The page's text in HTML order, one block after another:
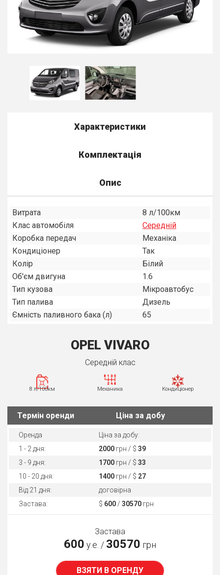
Характеристики
Комплектація
Опис
Витрата
8 л/100км
Клас автомобіля
Середнiй
Коробка передач
Механiка
Кондиціонер
Так
Колір
Білий
Об'єм двигуна
1.6
Тип кузова
Мiкроавтобус
Тип палива
Дизель
Ємність паливного бака (л)
65
OPEL VIVARO
Середнiй клас
8 л/100км Механика Кондиціонер
Термін оренди Ціна за добу
Оренда
Ціна за добу:
1 - 2 дня:
2000 грн / $ 39
3 - 9 дня:
1700 грн / $ 33
10 - 20 дня:
1400 грн / $ 27
Від 21 дня:
договірна
Застава:
$ 600 / 30570 грн
Застава
600 у.е. / 30570 грн
ВЗЯТИ В ОРЕНДУ